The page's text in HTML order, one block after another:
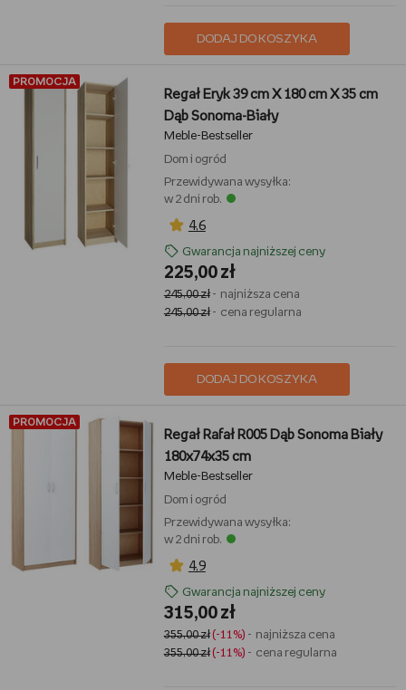
DODAJ DO KOSZYKA
PROMOCJA
Regał Eryk 39 cm X 180 cm X 35 cm
Dąb Sonoma-Biały
Meble-Bestseller
Dom i ogród
Przewidywana wysyłka:
w 2 dni rob.
4,6
Gwarancja najniższej ceny
225,00 zł
245,00 zł- najniższa cena
245,00 zł- cena regularna
DODAJ DO KOSZYKA
PROMOCJA
Regał Rafał R005 Dąb Sonoma Biały
180x74x35 cm
Meble-Bestseller
Dom i ogród
Przewidywana wysyłka:
w 2 dni rob.
4,9
Gwarancja najniższej ceny
315,00 zł
355,00 zł(-11%) - najniższa cena
355,00 zł(-11%) - cena regularna